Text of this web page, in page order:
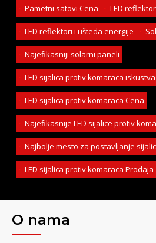
Pametni satovi Cena LED
LED reflektori i ušteda energije
Najefikasniji solarni paneli
LED sijalica protiv komaraca iskustva
LED sijalica protiv komaraca Cena
Najefikasnije LED sijalice protiv
Najbolje mesto za postavljanje
LED sijalica protiv komaraca Prodaja
O nama